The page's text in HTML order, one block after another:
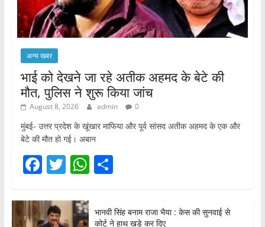
अन्य खबर
भाई को देखने जा रहे अतीक अहमद के बेटे की
मौत, पुलिस ने शुरू किया जांच
August 8, 2026 admin 0
मुंबई- उत्तर प्रदेश के खूंखार माफिया और पूर्व सांसद अतीक अहमद के एक और
बेटे की मौत हो गई। अबान
F
c
e
T
itt
er
W
s
S
ar
e
भानवी सिंह बनाम राजा भैया : केस की सुनवाई से
कोर्ट ने हाथ खड़े कर दिए